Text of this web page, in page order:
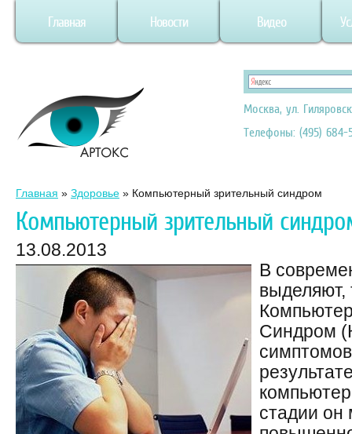
Главная Новости Видео
Москва, ул.
Телефоны: (495) 684-
Главная » Здоровье » Компьютерный зрительный синдром
Компьютерный зрительный
13.08.2013
В
Синдром
стадии он